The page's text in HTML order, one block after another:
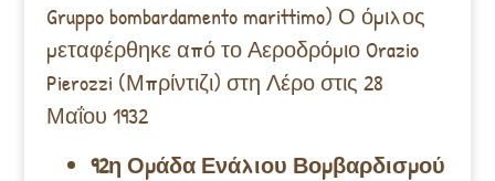
Gruppo bombardamento marittimo) Ο όμιλος
μεταφέρθηκε από το Αεροδρόμιο Orazio
Pierozzi (Μπρίντιζι) στη Λέρο στις 28
Μαΐου 1932
92η Ομάδα Ενάλιου Βομβαρδισμού